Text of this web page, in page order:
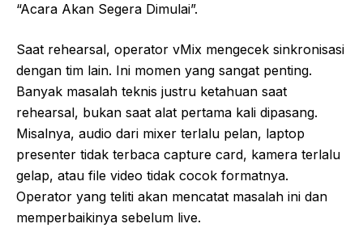
“Acara Akan Segera Dimulai”.
Saat rehearsal, operator vMix mengecek sinkronisasi
dengan tim lain. Ini momen yang sangat penting.
Banyak masalah teknis justru ketahuan saat
rehearsal, bukan saat alat pertama kali dipasang.
Misalnya, audio dari mixer terlalu pelan, laptop
presenter tidak terbaca capture card, kamera terlalu
gelap, atau file video tidak cocok formatnya.
Operator yang teliti akan mencatat masalah ini dan
memperbaikinya sebelum live.